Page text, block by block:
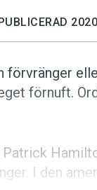
förvränger
förnuft.
I den